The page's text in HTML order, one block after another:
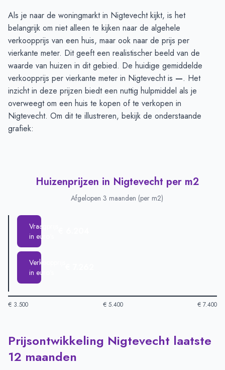
Huizenprijzen in Nigtevecht- Afgelopen 3 maanden
Type
Bedrag
Vraagprijs in euro's
€ 1.198.687
Verkoopprijs in euro's
€ 1.197.805
Als je naar de woningmarkt in Nigtevecht kijkt, is het
belangrijk om niet alleen te kijken naar de algehele
verkoopprijs van een huis, maar ook naar de prijs per
vierkante meter. Dit geeft een realistischer beeld van de
waarde van huizen in dit gebied. De huidige gemiddelde
verkoopprijs per vierkante meter in Nigtevecht is —. Het
inzicht in deze prijzen biedt een nuttig hulpmiddel als je
overweegt om een huis te kopen of te verkopen in
Nigtevecht. Om dit te illustreren, bekijk de onderstaande
grafiek:
Huizenprijzen in Nigtevecht per m2
Afgelopen 3 maanden (per m2)
Vraagprijs
in euro's
Verkoopprijs
in euro's
€ 3.500 € 5.400 € 7.400
Huizenprijzen in Nigtevecht per m2-Afgelopen 3 maanden
Type
Vraagprijs in euro's
Prijsontwikkeling Nigtevecht laatste
12 maanden